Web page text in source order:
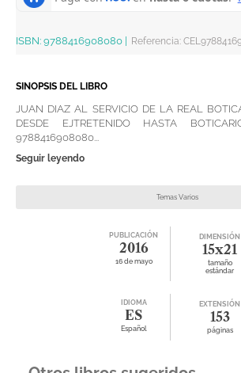
ISBN: 9788416908080 Referencia:
SINOPSIS DEL LIBRO
JUAN DIAZ AL SERVICIO DE LA REAL
DESDE EJTRETENIDO HASTA
9788416908080...
Seguir leyendo
Temas Varios
PUBLICACIÓN
2016
16 de mayo
DIMENSIÓN
15x21
tamaño
estándar
IDIOMA
ES
Español
EXTENSIÓN
153
páginas